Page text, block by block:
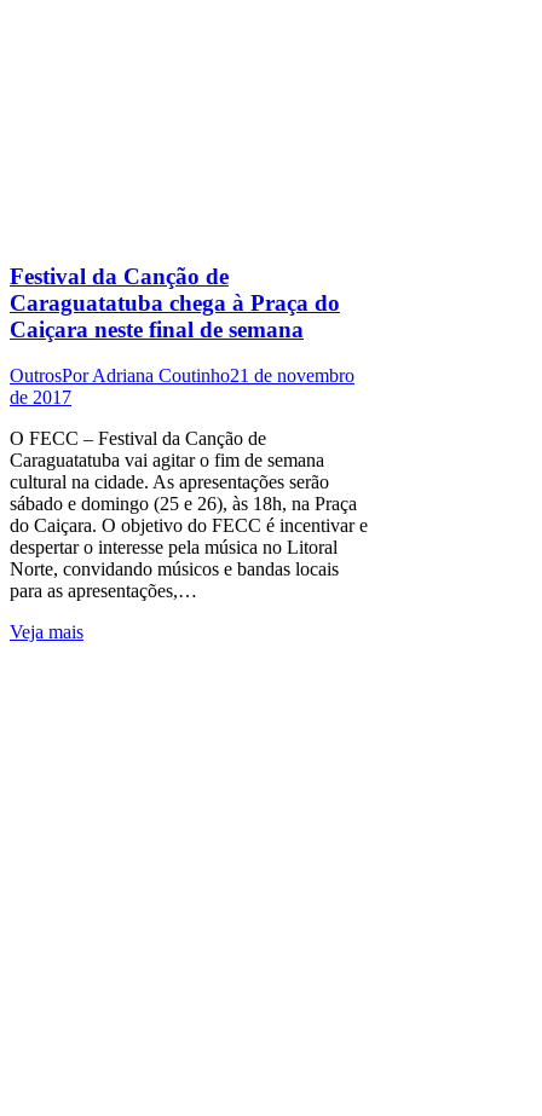
Festival da Canção de
Caraguatatuba chega à Praça do
Caiçara neste final de semana
OutrosPorAdriana Coutinho21 de novembro
de 2017
O FECC – Festival da Canção de
Caraguatatuba vai agitar o fim de semana
cultural na cidade. As apresentações serão
sábado e domingo (25 e 26), às 18h, na Praça
do Caiçara. O objetivo do FECC é incentivar e
despertar o interesse pela música no Litoral
Norte, convidando músicos e bandas locais
para as apresentações,…
Veja mais